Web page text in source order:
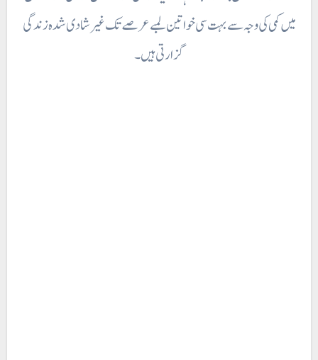
میں کمی کی وجہ سے بہت سی خواتین لمبے عرصے تک غیر شادی شدہ زندگی
گزارتی ہیں۔